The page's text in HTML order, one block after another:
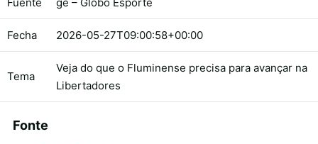
Fecha 2026-05-27T09:00:58+00:00
Tema
Veja do que o Fluminense precisa para avançar na
Libertadores
Fonte